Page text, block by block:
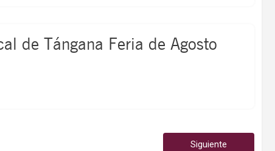
de Tángana Feria de Agosto
Siguiente